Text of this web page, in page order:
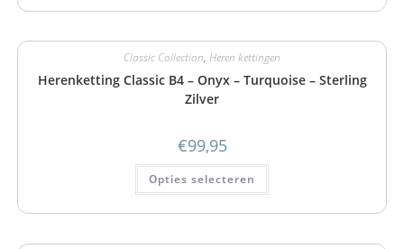
Classic Collection, Heren kettingen
Herenketting Classic B4 – Onyx – Turquoise – Sterling
Zilver
€99,95
Opties selecteren